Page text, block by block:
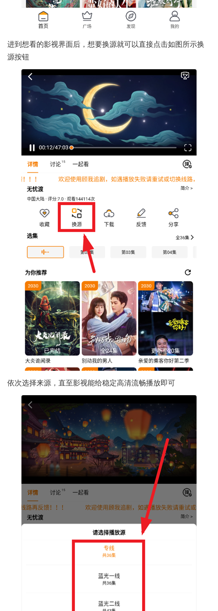
进到想看的影视界面后，想要换源就可以直接点击如图所示换
源按钮
依次选择来源，直至影视能给稳定高清流畅播放即可